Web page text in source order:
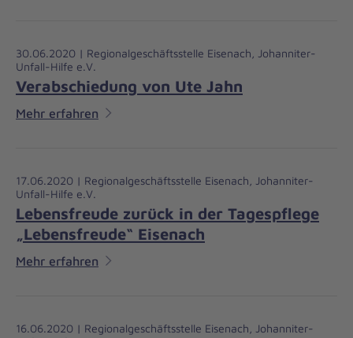
30.06.2020 | Regionalgeschäftsstelle Eisenach, Johanniter-
Unfall-Hilfe e.V.
Verabschiedung von Ute Jahn
Mehr erfahren
17.06.2020 | Regionalgeschäftsstelle Eisenach, Johanniter-
Unfall-Hilfe e.V.
Lebensfreude zurück in der Tagespflege
„Lebensfreude“ Eisenach
Mehr erfahren
16.06.2020 | Regionalgeschäftsstelle Eisenach, Johanniter-